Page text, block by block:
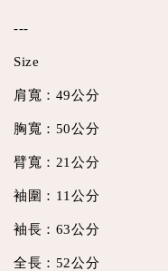
---
Size
肩寬：49公分
胸寬：50公分
臂寬：21公分
袖圍：11公分
袖長：63公分
全長：52公分